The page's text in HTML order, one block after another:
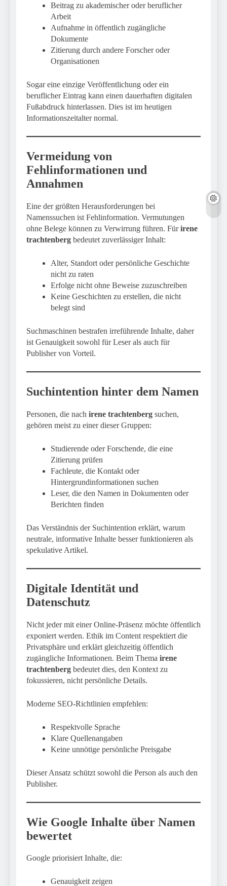
Beitrag zu akademischer oder beruflicher
Arbeit
Aufnahme in öffentlich zugängliche
Dokumente
Zitierung durch andere Forscher oder
Organisationen
Sogar eine einzige Veröffentlichung oder ein
beruflicher Eintrag kann einen dauerhaften digitalen
Fußabdruck hinterlassen. Dies ist im heutigen
Informationszeitalter normal.
Vermeidung von
Fehlinformationen und
Annahmen
Eine der größten Herausforderungen bei
Namenssuchen ist Fehlinformation. Vermutungen
ohne Belege können zu Verwirrung führen. Fürirene
trachtenberg bedeutet zuverlässiger Inhalt:
Alter, Standort oder persönliche Geschichte
nicht zu raten
Erfolge nicht ohne Beweise zuzuschreiben
Keine Geschichten zu erstellen, die nicht
belegt sind
Suchmaschinen bestrafen irreführende Inhalte, daher
ist Genauigkeit sowohl für Leser als auch für
Publisher von Vorteil.
Suchintention hinter dem Namen
Personen, die nach irene trachtenberg suchen,
gehören meist zu einer dieser Gruppen:
Studierende oder Forschende, die eine
Zitierung prüfen
Fachleute, die Kontakt oder
Hintergrundinformationen suchen
Leser, die den Namen in Dokumenten oder
Berichten finden
Das Verständnis der Suchintention erklärt, warum
neutrale, informative Inhalte besser funktionieren als
spekulative Artikel.
Digitale Identität und
Datenschutz
Nicht jeder mit einer Online-Präsenz möchte öffentlich
exponiert werden. Ethik im Content respektiert die
Privatsphäre und erklärt gleichzeitig öffentlich
zugängliche Informationen. Beim Thema irene
trachtenberg bedeutet dies, den Kontext zu
fokussieren, nicht persönliche Details.
Moderne SEO-Richtlinien empfehlen:
Respektvolle Sprache
Klare Quellenangaben
Keine unnötige persönliche Preisgabe
Dieser Ansatz schützt sowohl die Person als auch den
Publisher.
Wie Google Inhalte über Namen
bewertet
Google priorisiert Inhalte, die:
Genauigkeit zeigen